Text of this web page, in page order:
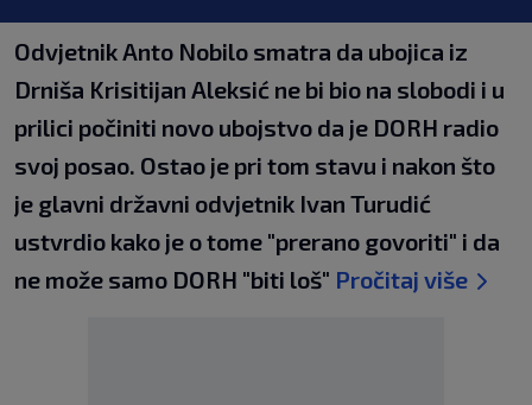
Odvjetnik Anto Nobilo smatra da ubojica iz
Drniša Krisitijan Aleksić ne bi bio na slobodi i u
prilici počiniti novo ubojstvo da je DORH radio
svoj posao. Ostao je pri tom stavu i nakon što
je glavni državni odvjetnik Ivan Turudić
ustvrdio kako je o tome "prerano govoriti" i da
ne može samo DORH "biti loš" Pročitaj više